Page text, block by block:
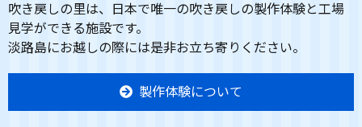
吹き戻しの里は、日本で唯一の吹き戻しの製作体験と工場
見学ができる施設です。
淡路島にお越しの際には是非お立ち寄りください。
製作体験について